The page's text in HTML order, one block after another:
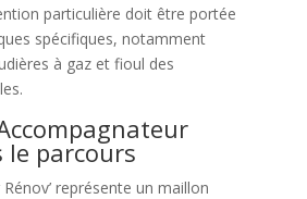
particulière doit être portée
spécifiques, notamment
à gaz et fioul des
le parcours
représente un maillon